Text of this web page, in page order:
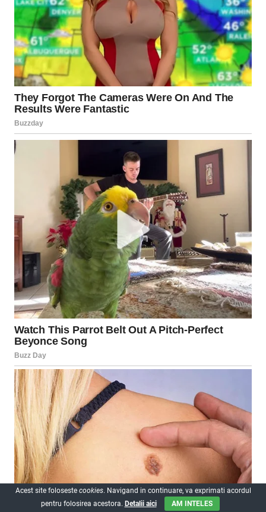
Acest site foloseste cookies. Navigand in continuare, va exprimati acordul
pentru folosirea acestora. Detalii aici AM INTELES